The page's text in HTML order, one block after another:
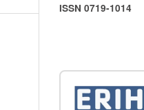
ISSN 0719-1014